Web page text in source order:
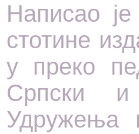
Написао
стотине
у преко
Српски и
Удружења